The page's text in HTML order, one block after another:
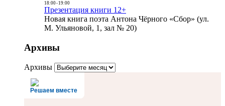
18:00- 19:00
Презентация книги 12+
Новая книга поэта Антона Чёрного «Сбор» (ул.
М. Ульяновой, 1, зал № 20)
Архивы
Архивы
Решаем вместе